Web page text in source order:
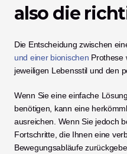
also die
Die Entscheidung zwischen
und einer bionischen Prothese
jeweiligen Lebensstil und den
Wenn Sie eine einfache
benötigen, kann eine
ausreichen. Wenn Sie jedoch
Fortschritte, die Ihnen eine
Bewegungsabläufe